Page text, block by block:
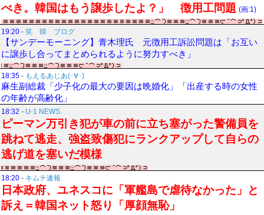
べき。韓国はもう譲歩したよ？」 徴用工問題 (画:1)
19:20 - 笑 韓 ブログ
【サンデーモーニング】青木理氏 元徴用工訴訟問題は「お互い
に譲歩し合ってまとめられるように努力すべき」
18:35 - もえるあじあ(･∀･)
麻生副総裁「少子化の最大の要因は晩婚化」「出産する時の女性
の年齢が高齢化」
18:32 - U-1 NEWS.
ピーマン万引き犯が車の前に立ち塞がった警備員を
跳ねて逃走、強盗致傷犯にランクアップして自らの
逃げ道を塞いだ模様
18:20 - キムチ速報
日本政府、ユネスコに「軍艦島で虐待なかった」と
訴え＝韓国ネット怒り「厚顔無恥」